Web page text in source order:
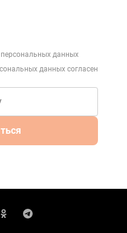
данных
данных согласен